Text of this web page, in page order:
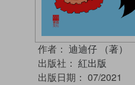
作者： 迪迪仔 （著）
出版社： 紅出版
出版日期： 07/2021